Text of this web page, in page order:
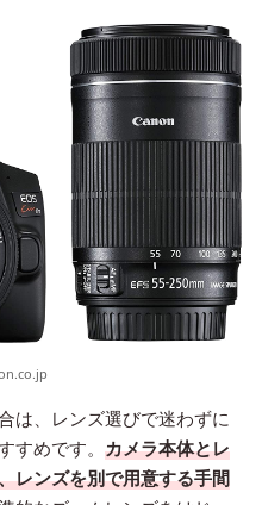
は、レンズ選びで迷わずに
すめです。 カメラ本体とレ
レンズを別で用意する手間